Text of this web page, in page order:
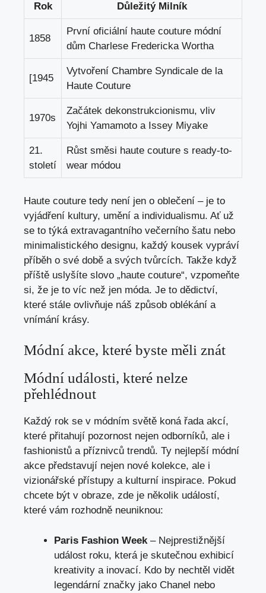
Rok Důležitý Milník
1858
První oficiální haute couture módní
dům Charlese Fredericka Wortha
[1945
Vytvoření Chambre Syndicale de la
Haute Couture
1970s
Začátek dekonstrukcionismu, vliv
Yojhi Yamamoto a Issey Miyake
21.
století
Růst směsi haute couture s ready-to-
wear módou
Haute couture tedy není jen o oblečení – je to
vyjádření kultury, umění a individualismu. Ať už
se to týká extravagantního večerního šatu nebo
minimalistického designu, každý kousek vypráví
příběh o své době a svých tvůrcích. Takže když
příště uslyšíte slovo „haute couture“, vzpomeňte
si, že je to víc než jen móda. Je to dědictví,
které stále ovlivňuje náš způsob oblékání a
vnímání krásy.
Módní akce, které byste měli znát
Módní události, které nelze
přehlédnout
Každý rok se v módním světě koná řada akcí,
které přitahují pozornost nejen odborníků, ale i
fashionistů a příznivců trendů. Ty nejlepší módní
akce představují nejen nové kolekce, ale i
vizionářské přístupy a kulturní inspirace. Pokud
chcete být v obraze, zde je několik událostí,
které vám rozhodně neuniknou:
Paris Fashion Week – Nejprestižnější
událost roku, která je skutečnou exhibicí
kreativity a inovací. Kdo by nechtěl vidět
legendární značky jako Chanel nebo